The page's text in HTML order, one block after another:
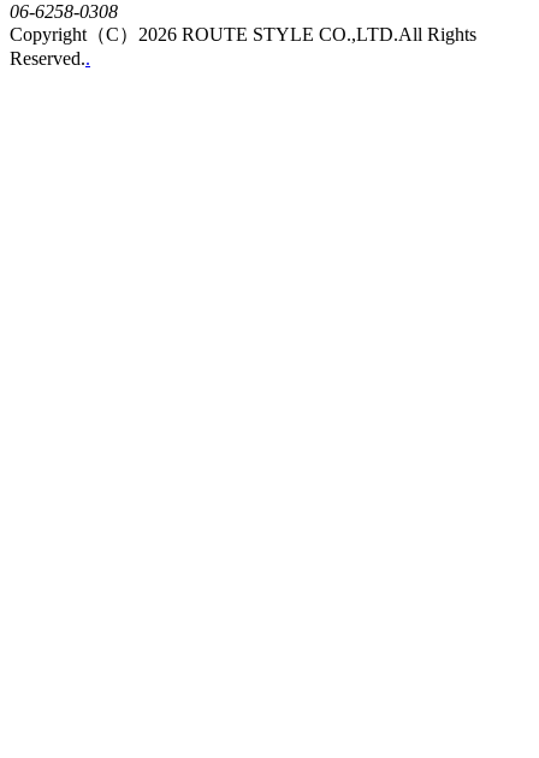
06-6258-0308
Copyright（C）2026 ROUTE STYLE CO.,LTD.All Rights
Reserved..